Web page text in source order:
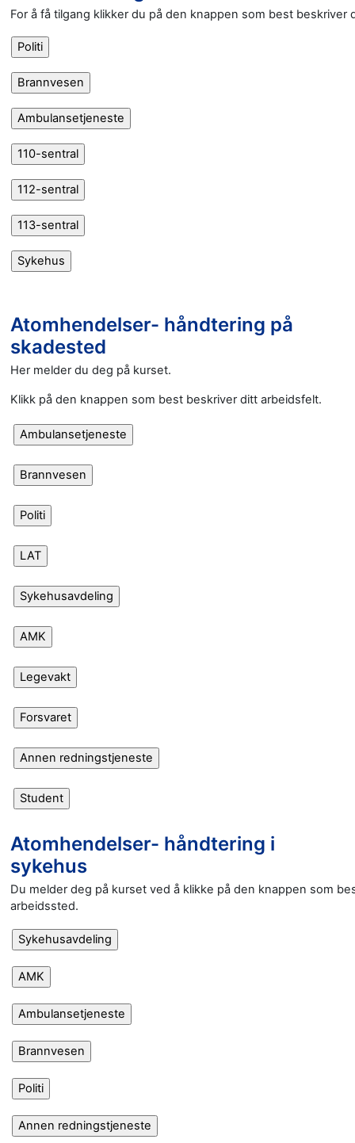
For å få tilgang klikker du på den knappen som best beskriver
Atomhendelser- håndtering på
skadested
Her melder du deg på kurset.
Klikk på den knappen som best beskriver ditt arbeidsfelt.
Atomhendelser- håndtering i
sykehus
Du melder deg på kurset ved å klikke på den knappen som
arbeidssted.